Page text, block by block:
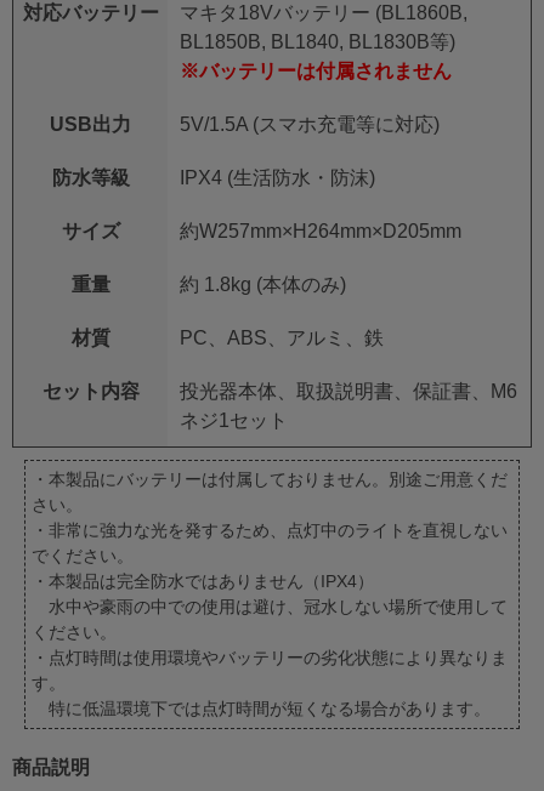
対応バッテリー
マキタ18Vバッテリー (BL1860B,
BL1850B, BL1840, BL1830B等)
※バッテリーは付属されません
USB出力 5V/1.5A (スマホ充電等に対応)
防水等級 IPX4 (生活防水・防沫)
サイズ 約W257mm×H264mm×D205mm
重量 約 1.8kg (本体のみ)
材質 PC、ABS、アルミ、鉄
セット内容
投光器本体、取扱説明書、保証書、M6
ネジ1セット
・本製品にバッテリーは付属しておりません。別途ご用意くだ
さい。
・非常に強力な光を発するため、点灯中のライトを直視しない
でください。
・本製品は完全防水ではありません（IPX4）
水中や豪雨の中での使用は避け、冠水しない場所で使用して
ください。
・点灯時間は使用環境やバッテリーの劣化状態により異なりま
す。
特に低温環境下では点灯時間が短くなる場合があります。
商品説明